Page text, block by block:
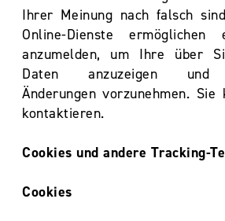
Ihrer Meinung nach falsch
Online-Dienste
anzumelden, um Ihre über
Daten anzuzeigen und
Änderungen vorzunehmen. Sie
kontaktieren.
Cookies und andere Tracking-
Cookies